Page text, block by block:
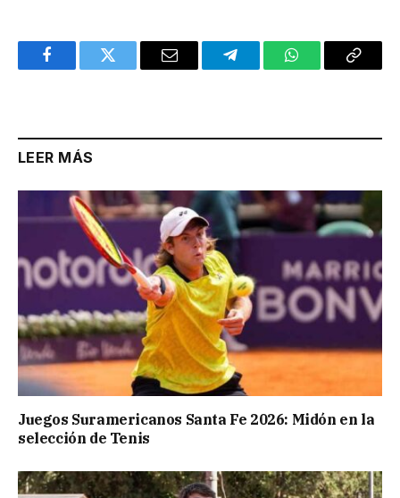
FacebookTwitter Email TelegramWhatsAppCopy
LEER MÁS
Juegos Suramericanos Santa Fe 2026: Midón en la
selección de Tenis